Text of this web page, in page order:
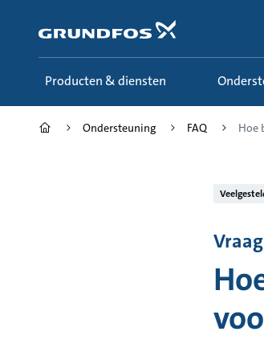
hoofdinhoud
Producten & diensten
Ondersteuning FAQ Hoe